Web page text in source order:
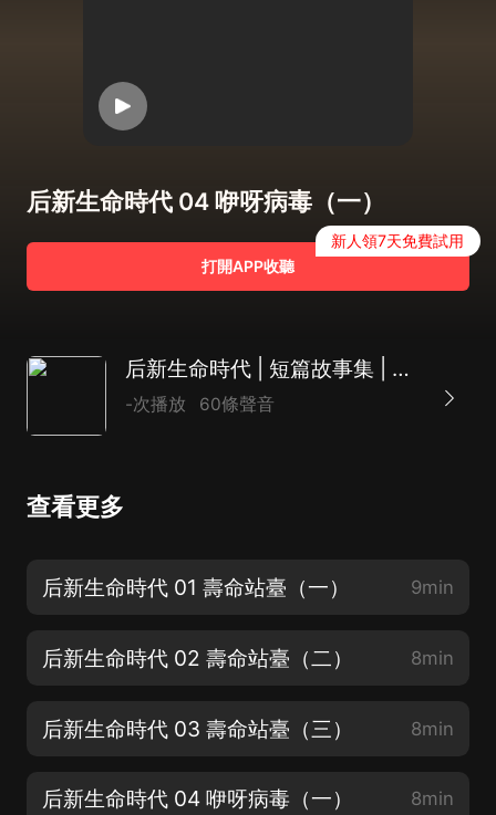
后新生命時代 04 咿呀病毒（一）
打開APP收聽
新人領7天免費試用
后新生命時代 | 短篇故事集 | 恐怖故事
-次播放 60條聲音
查看更多
后新生命時代 01 壽命站臺（一） 9min
后新生命時代 02 壽命站臺（二） 8min
后新生命時代 03 壽命站臺（三） 8min
后新生命時代 04 咿呀病毒（一） 8min